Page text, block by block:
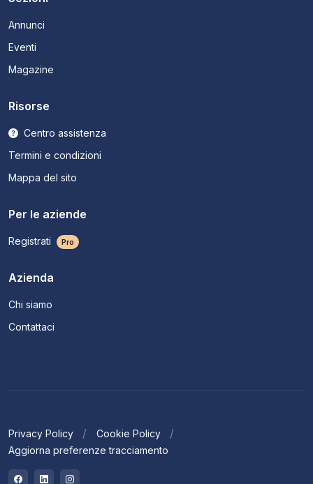
Annunci
Eventi
Magazine
Risorse
Centro assistenza
Termini e condizioni
Mappa del sito
Per le aziende
Registrati Pro
Azienda
Chi siamo
Contattaci
Privacy Policy
Cookie Policy
Aggiorna preferenze tracciamento